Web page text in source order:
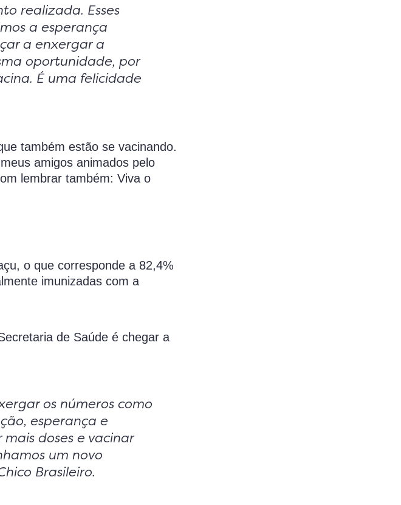
realizada. Esses
a esperança
a enxergar a
oportunidade, por
É uma felicidade
também estão se vacinando.
amigos animados pelo
lembrar também: Viva o
o que corresponde a 82,4%
imunizadas com a
de Saúde é chegar a
os números como
esperança e
doses e vacinar
um novo
Brasileiro.